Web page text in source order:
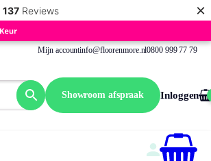
137 Reviews ×
Mijn accountinfo@floorenmore.nl0800 999 77 79
Showroom afspraak Inloggen